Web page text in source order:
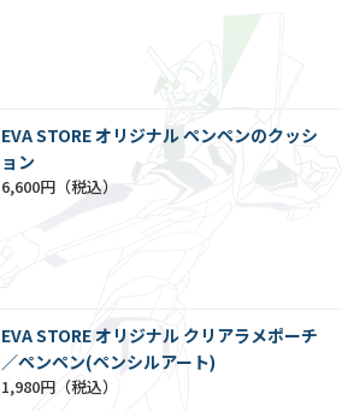
EVA STORE オリジナル ペンペンのクッシ
ョン
6,600円
EVA STORE オリジナル クリアラメポーチ
／ペンペン(ペンシルアート)
1,980円